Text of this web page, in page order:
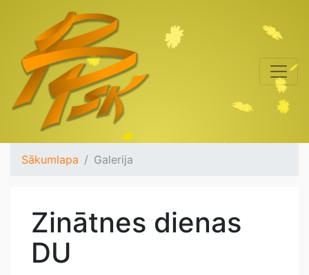
Sākumlapa Galerija
Zinātnes dienas
DU